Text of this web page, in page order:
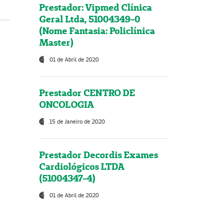
Prestador: Vipmed Clínica
Geral Ltda, 51004349-0
(Nome Fantasia: Policlínica
Master)
01 de Abril de 2020
Prestador CENTRO DE
ONCOLOGIA
15 de Janeiro de 2020
Prestador Decordis Exames
Cardiológicos LTDA
(51004347-4)
01 de Abril de 2020